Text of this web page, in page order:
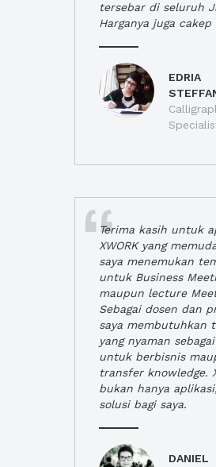
tersebar di seluruh
Harganya juga cakep
EDRIA
Terima kasih untuk
XWORK yang
saya menemukan
untuk Business
maupun lecture
Sebagai dosen dan
saya membutuhkan
yang nyaman
untuk berbisnis
transfer knowledge.
bukan hanya
solusi bagi saya.
DANIEL